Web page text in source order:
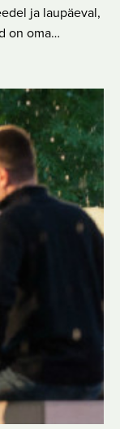
ja laupäeval,
on oma…